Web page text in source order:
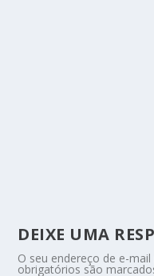
DEIXE UMA
O seu endereço de e-
obrigatórios são